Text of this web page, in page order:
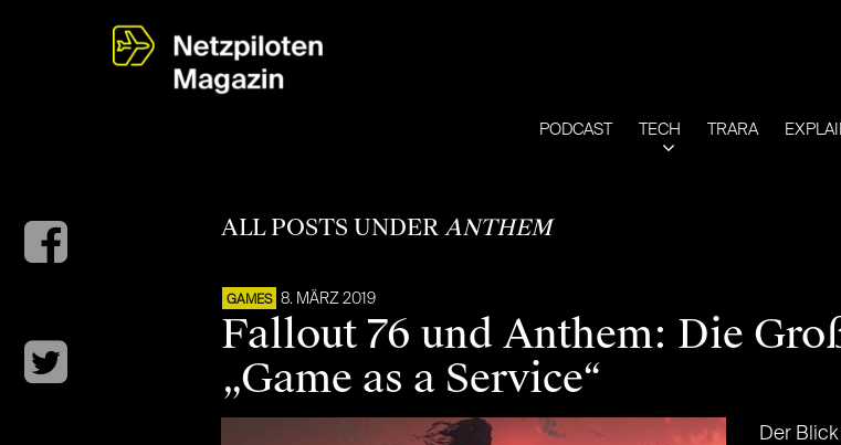
PODCAST TECH TRARA
ALL POSTS UNDERANTHEM
GAMES 8. MÄRZ 2019
Fallout 76 und Anthem: Die
„Game as a Service“
Der